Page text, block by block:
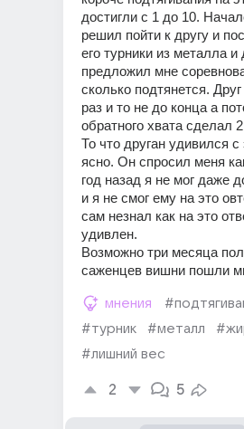
достигли с 1 до 10.
решил пойти к другу и
его турники из металла и
предложил мне
сколько подтянется.
раз и то не до конца а
обратного хвата сделал
То что друган удивился с
ясно. Он спросил меня
год назад я не мог даже
и я не смог ему на это
сам незнал как на это
удивлен.
Возможно три месяца
саженцев вишни пошли
мнения
#турник
#металл
#лишний вес
2 5